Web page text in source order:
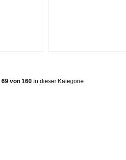
69 von 160 in dieser Kategorie